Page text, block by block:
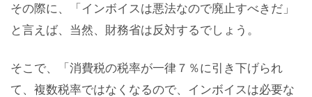
その際に、「インボイスは悪法なので廃止すべきだ」
と言えば、当然、財務省は反対するでしょう。
そこで、「消費税の税率が一律７％に引き下げられ
て、複数税率ではなくなるので、インボイスは必要な